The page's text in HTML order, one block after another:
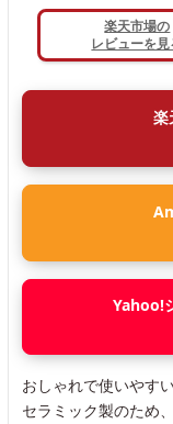
楽天市場の
レビューを見
楽
Yahoo!
おしゃれで使いやす
セラミック製のため